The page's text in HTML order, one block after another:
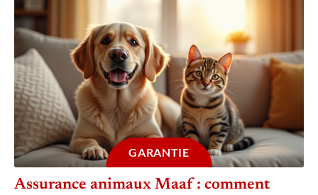
GARANTIE
Assurance animaux Maaf : comment